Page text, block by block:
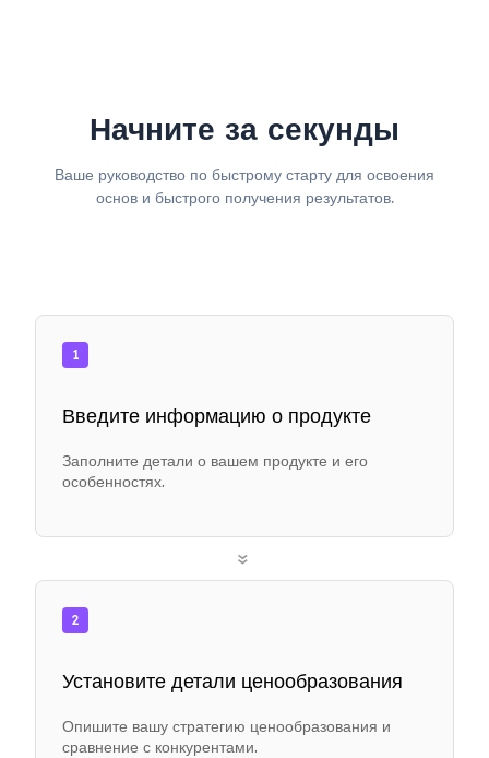
Начните за секунды
Ваше руководство по быстрому старту для освоения
основ и быстрого получения результатов.
1
Введите информацию о продукте
Заполните детали о вашем продукте и его
особенностях.
»
2
Установите детали ценообразования
Опишите вашу стратегию ценообразования и
сравнение с конкурентами.